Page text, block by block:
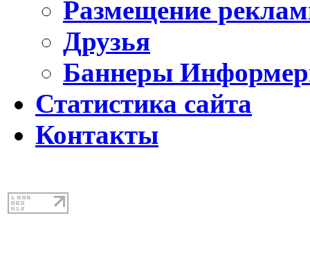
Размещение
Друзья
Баннеры
Статистика сайта
Контакты